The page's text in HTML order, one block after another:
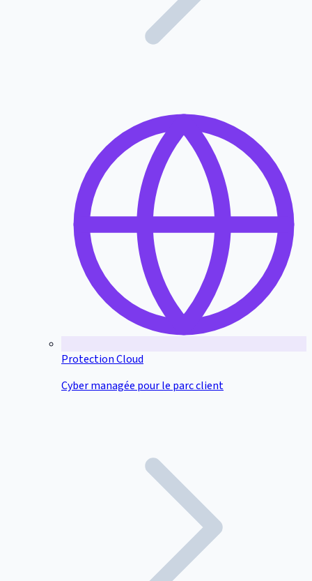
Protection Cloud
Cyber managée pour le parc client